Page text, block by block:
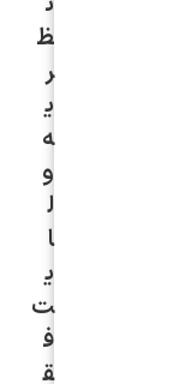
ظ
ر
ی
ه
و
ل
ا
ی
ت
ف
ق